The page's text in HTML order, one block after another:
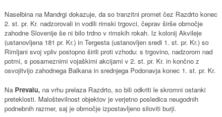
Naselbina na Mandrgi dokazuje, da so tranzitni promet čez Razdrto konec
2. st. pr. Kr. nadzorovali in vodili rimski trgovci, čeprav širše območje
zahodne Slovenije še ni bilo trdno v rimskih rokah. Iz kolonij Akvileje
(ustanovljena 181 pr. Kr.) in Tergesta (ustanovljen sredi 1. st. pr. Kr.) so
Rimljani svoj vpliv postopno širili proti vzhodu: s trgovino, nadzorom nad
potmi, s posameznimi vojaškimi akcijami v 2. st. pr. Kr. in končno z
osvojitvijo zahodnega Balkana in srednjega Podonavja konec 1. st. pr. Kr.
Na Prevalu, na vrhu prelaza Razdrto, so bili odkriti le skromni ostanki
preteklosti. Maloštevilnost objektov je verjetno posledica neugodnih
podnebnih razmer, saj je območje izpostavljeno siloviti burji.